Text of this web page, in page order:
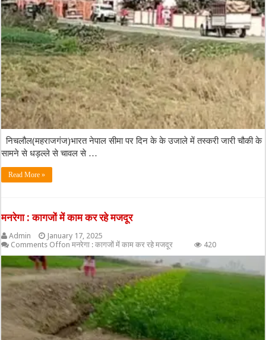
निचलौल(महराजगंज)भारत नेपाल सीमा पर दिन के के उजाले में तस्करी जारी चौकी के
सामने से धड़ल्ले से चावल से …
Read More »
मनरेगा : कागजों में काम कर रहे मजदूर
Admin
January 17, 2025
Comments Offon मनरेगा : कागजों में काम कर रहे मजदूर 420